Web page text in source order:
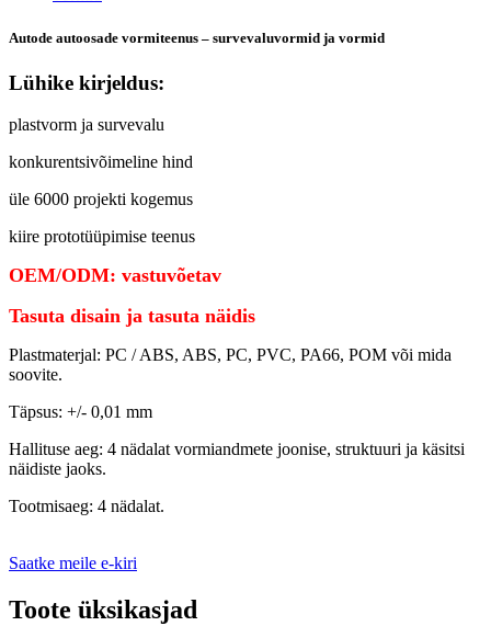
Autode autoosade vormiteenus – survevaluvormid ja vormid
Lühike kirjeldus:
plastvorm ja survevalu
konkurentsivõimeline hind
üle 6000 projekti kogemus
kiire prototüüpimise teenus
OEM/ODM: vastuvõetav
Tasuta disain ja tasuta näidis
Plastmaterjal: PC / ABS, ABS, PC, PVC, PA66, POM või mida
soovite.
Täpsus: +/- 0,01 mm
Hallituse aeg: 4 nädalat vormiandmete joonise, struktuuri ja käsitsi
näidiste jaoks.
Tootmisaeg: 4 nädalat.
Saatke meile e-kiri
Toote üksikasjad